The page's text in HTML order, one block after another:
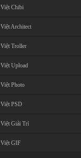
Việt Chibi
Việt Architect
Việt Troller
Việt Upload
Việt Photo
Việt PSD
Việt Giải Trí
Việt GIF